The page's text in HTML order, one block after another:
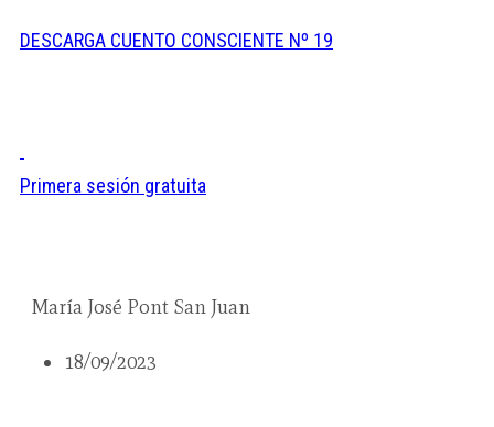
DESCARGA CUENTO CONSCIENTE Nº 19
Primera sesión gratuita
María José Pont San Juan
18/09/2023